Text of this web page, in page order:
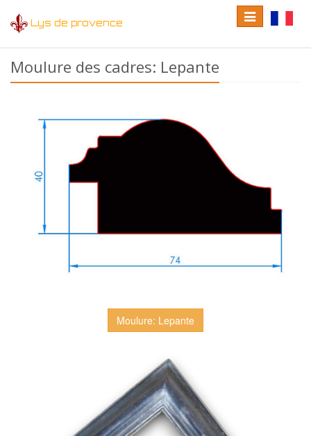
Lys de provence
language
Toggle
navigation
Moulure des cadres: Lepante
Moulure: Lepante